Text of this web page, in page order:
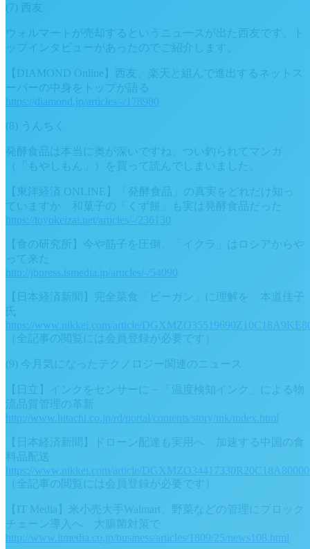
(7) 西友
ウォルマートが売却するというニュースが出た西友です。ト
ップインタビューがあったのでご紹介します。
【DIAMOND Online】西友、楽天と組んで進出するネットス
ーパーの中身をトップが語る
https://diamond.jp/articles/-/178980
(8) うんちく
発酵食品は本当に奥が深いですね。つい釣られてマンガ
（「もやしもん」）を買って読んでしまいました。
【東洋経済 ONLINE】「発酵食品」の真実をどれだけ知っ
ていますか 和菓子の「くず餅」も実は発酵食品だった
https://toyokeizai.net/articles/-/236130
【食の研究所】今や筋子を圧倒、「イクラ」はロシアからや
って来た
http://jbpress.ismedia.jp/articles/-/54090
【日本経済新聞】完全菜食「ビーガン」に理解を 本道佳子
氏
https://www.nikkei.com/article/
（全記事の閲覧には会員登録が必要です）
(9) 今月気になったテクノロジー関連のニュース
【日立】インクをセンサーに－「温度検知インク」による物
流品質管理の革新
http://www.hitachi.co.jp/rd/portal/contents/story/ink/index.html
【日本経済新聞】ドローン配達も実用へ 加速する中国の食
料品配送
https://www.nikkei.com/article/
（全記事の閲覧には会員登録が必要です）
【IT Media】米小売大手Walmart、野菜などの管理にブロック
チェーン導入へ 大腸菌対策で
http://www.itmedia.co.jp/business/articles/1809/25/news108.html